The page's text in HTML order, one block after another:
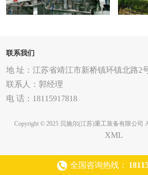
联系我们
地 址：江苏省靖江市新桥镇环镇北路2
联系人：郭经理
电 话：18115917818
Copyright © 2025 贝施尔(江苏)重工装备有限公司
XML
全国咨询热线：